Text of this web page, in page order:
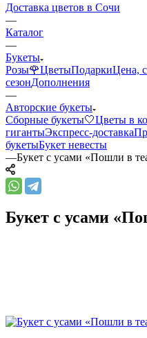
Доставка цветов в Сочи
—
Каталог
—
Букеты
Розы🌹ЦветыПодаркиЦена,
сезонДополнения
—
Авторские букеты
Сборные букеты🤍Цветы в
гигантыЭкспресс-доставка
букетыБукет невесты
—Букет с усами «Пошли в
Букет с усами